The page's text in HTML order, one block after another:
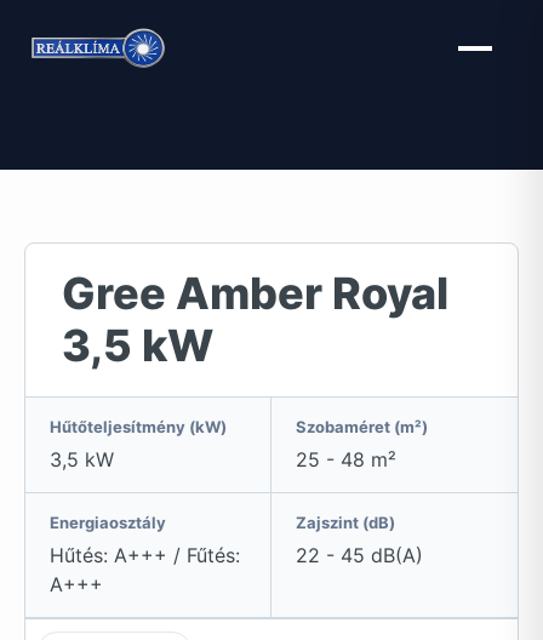
Gree Amber Royal
3,5 kW
Hűtőteljesítmény (kW)
3,5 kW
Szobaméret (m²)
25 - 48 m²
Energiaosztály
Hűtés: A+++ / Fűtés:
A+++
Zajszint (dB)
22 - 45 dB(A)